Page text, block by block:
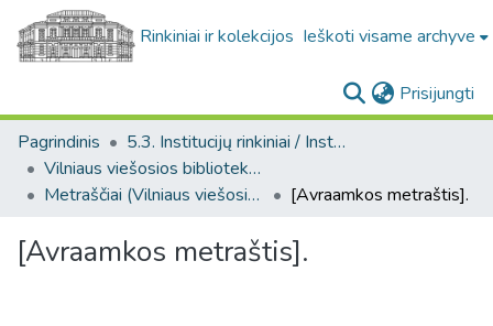
Rinkiniai ir kolekcijos Ieškoti visame archyve
Prisijungti
Pagrindinis
5.3. Institucijų rinkiniai / Institutional collections
Vilniaus viešosios bibliotekos rankraščių fondų likučiai. F22
Metraščiai (Vilniaus viešosios bibliotekos rankraštinių fondų likučiai. F22)
[Avraamkos metraštis].
[Avraamkos metraštis].